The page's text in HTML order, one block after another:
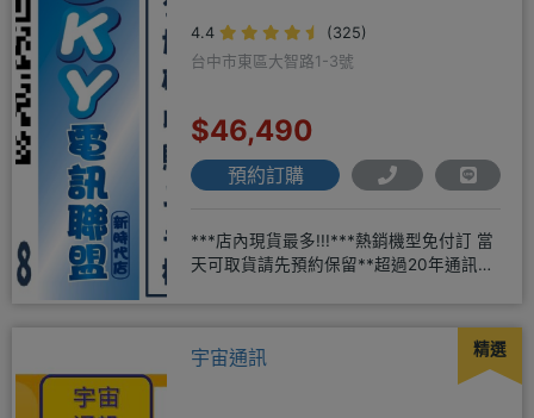
4.4
(325)
台中市東區大智路1-3號
$46,490
預約訂購
***店內現貨最多!!!***熱銷機型免付訂 當
天可取貨請先預約保留**超過20年通訊經
精選
宇宙通訊